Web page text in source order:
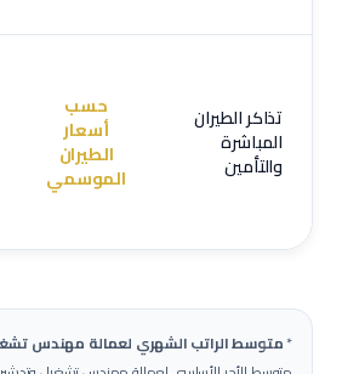
تذاكر الطيران
المباشرة
والتأمين
حسب
أسعار
الطيران
الموسمي
*متوسط الراتب الشهري لعمالة مهندس